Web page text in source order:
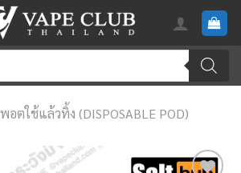
พอตใช้แล้วทิ้ง (DISPOSABLE POD)